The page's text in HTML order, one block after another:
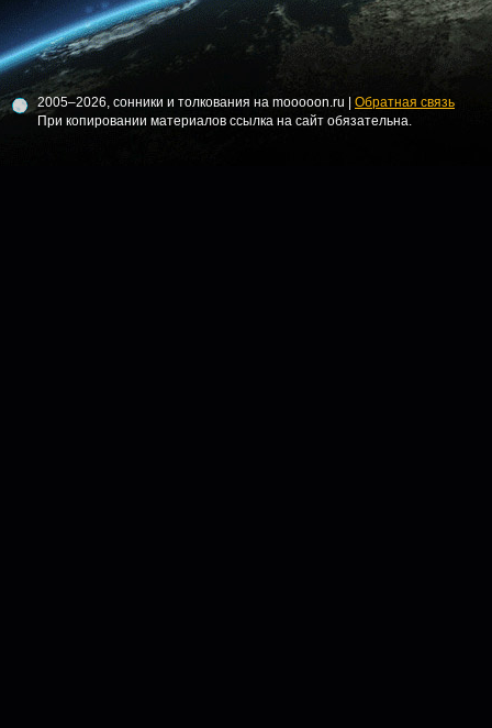
2005–2026, сонники и толкования на mooooon.ru | Обратная связь
При копировании материалов ссылка на сайт обязательна.